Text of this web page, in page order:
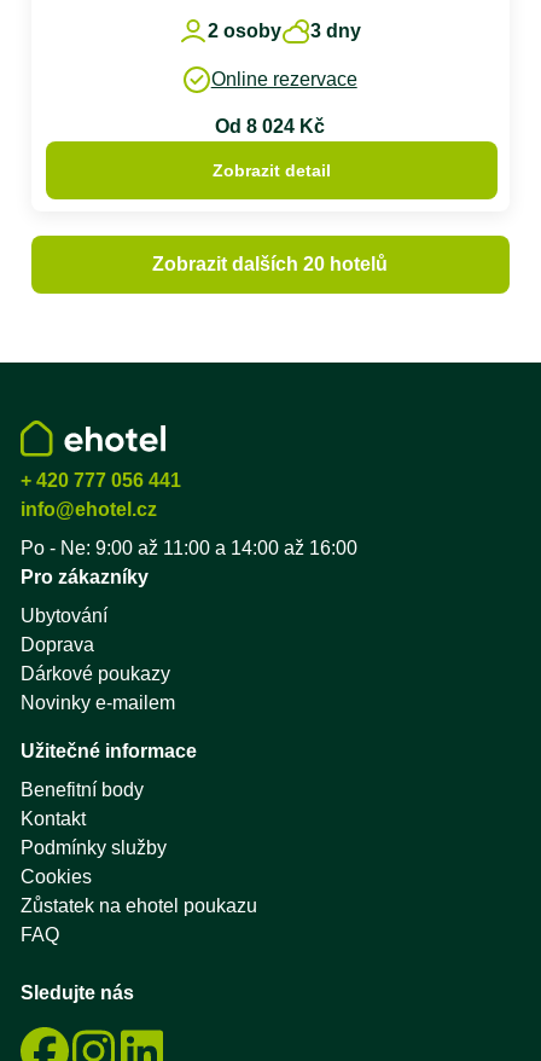
2 osoby 3 dny
Online rezervace
Od 8 024 Kč
Zobrazit detail
Zobrazit dalších 20 hotelů
+ 420 777 056 441
info@ehotel.cz
Po - Ne: 9:00 až 11:00 a 14:00 až 16:00
Pro zákazníky
Ubytování
Doprava
Dárkové poukazy
Novinky e-mailem
Užitečné informace
Benefitní body
Kontakt
Podmínky služby
Cookies
Zůstatek na ehotel poukazu
FAQ
Sledujte nás